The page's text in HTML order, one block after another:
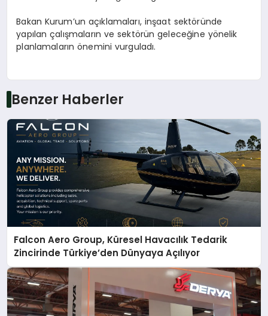
Bakan Kurum’un açıklamaları, inşaat sektöründe
yapılan çalışmaların ve sektörün geleceğine yönelik
planlamaların önemini vurguladı.
Benzer Haberler
Falcon Aero Group, Küresel Havacılık Tedarik
Zincirinde Türkiye’den Dünyaya Açılıyor